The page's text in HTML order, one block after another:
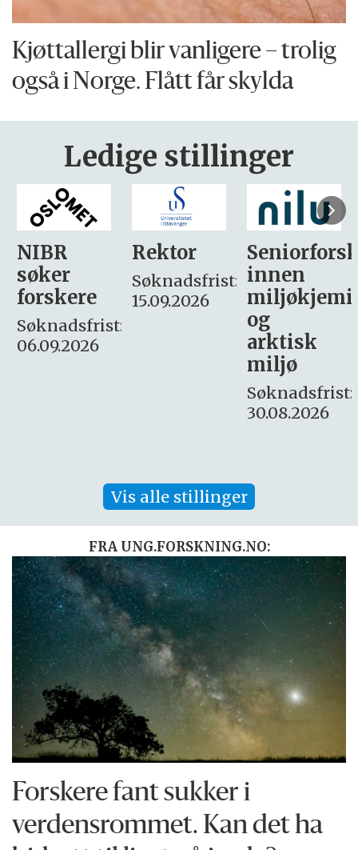
Kjøttallergi blir vanligere – trolig
også i Norge. Flått får skylda
Ledige stillinger
Rektor
Søknadsfrist:
15.09.2026
Seniorforsker
innen
miljøkjemi
søker
– fast
Søknadsfrist:
16. august.
Vis alle stillinger
FRA UNG.FORSKNING.NO:
Forskere fant sukker i
verdensrommet. Kan det ha